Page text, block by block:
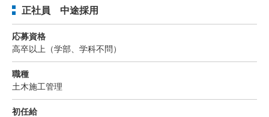
正社員 中途採用
応募資格
高卒以上（学部、学科不問）
職種
土木施工管理
初任給